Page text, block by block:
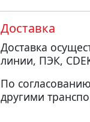
Доставка
Доставка
линии, ПЭК,
По
другими